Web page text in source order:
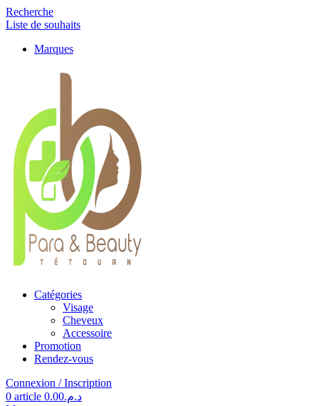
Recherche
Liste de souhaits
Marques
Catégories
Visage
Cheveux
Accessoire
Promotion
Rendez-vous
Connexion / Inscription
0 article د.م.0.00